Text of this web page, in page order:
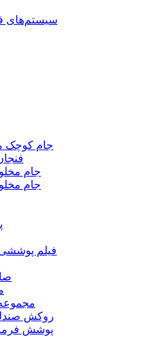
سیستم‌های
جام کوچک
جام
جام
فیلم
روکش
پوشش